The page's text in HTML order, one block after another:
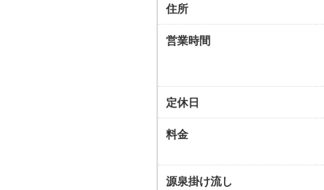
住所
営業時間
定休日
料金
源泉掛け流し